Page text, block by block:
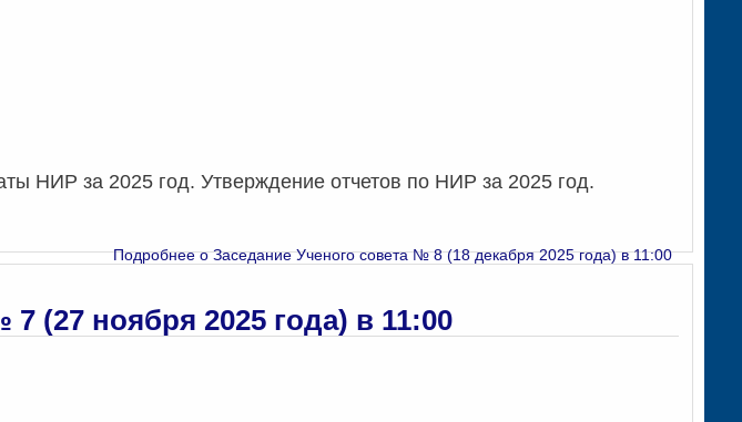
НИР за 2025 год. Утверждение отчетов по НИР за 2025 год.
Подробнеео Заседание Ученого совета № 8 (18 декабря 2025 года) в 11:00
(27 ноября 2025 года) в 11:00